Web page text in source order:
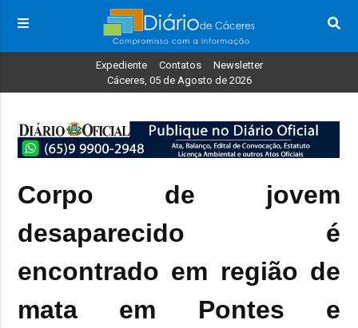
Expediente Contatos
Newsletter
Cáceres, 05 de Agosto de 2026
Corpo de jovem
desaparecido é
encontrado em região de
mata em Pontes e